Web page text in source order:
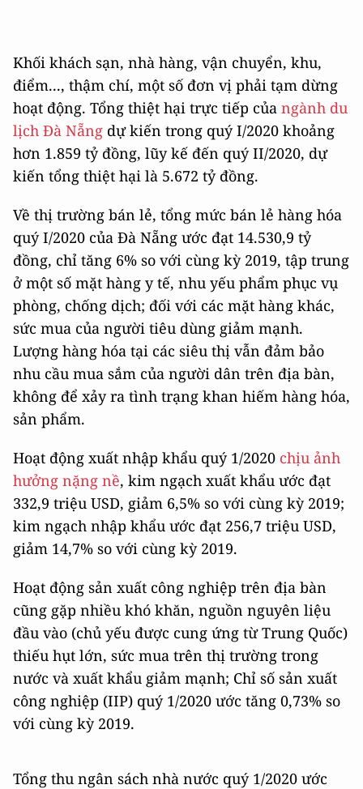
Khối khách sạn, nhà hàng, vận chuyển, khu,
điểm..., thậm chí, một số đơn vị phải tạm dừng
hoạt động. Tổng thiệt hại trực tiếp của ngành du
lịch Đà Nẵng dự kiến trong quý I/2020 khoảng
hơn 1.859 tỷ đồng, lũy kế đến quý II/2020, dự
kiến tổng thiệt hại là 5.672 tỷ đồng.
Về thị trường bán lẻ, tổng mức bán lẻ hàng hóa
quý I/2020 của Đà Nẵng ước đạt 14.530,9 tỷ
đồng, chỉ tăng 6% so với cùng kỳ 2019, tập trung
ở một số mặt hàng y tế, nhu yếu phẩm phục vụ
phòng, chống dịch; đối với các mặt hàng khác,
sức mua của người tiêu dùng giảm mạnh.
Lượng hàng hóa tại các siêu thị vẫn đảm bảo
nhu cầu mua sắm của người dân trên địa bàn,
không để xảy ra tình trạng khan hiếm hàng hóa,
sản phẩm.
Hoạt động xuất nhập khẩu quý 1/2020 chịu ảnh
hưởng nặng nề, kim ngạch xuất khẩu ước đạt
332,9 triệu USD, giảm 6,5% so với cùng kỳ 2019;
kim ngạch nhập khẩu ước đạt 256,7 triệu USD,
giảm 14,7% so với cùng kỳ 2019.
Hoạt động sản xuất công nghiệp trên địa bàn
cũng gặp nhiều khó khăn, nguồn nguyên liệu
đầu vào (chủ yếu được cung ứng từ Trung Quốc)
thiếu hụt lớn, sức mua trên thị trường trong
nước và xuất khẩu giảm mạnh; Chỉ số sản xuất
công nghiệp (IIP) quý 1/2020 ước tăng 0,73% so
với cùng kỳ 2019.
Tổng thu ngân sách nhà nước quý 1/2020 ước